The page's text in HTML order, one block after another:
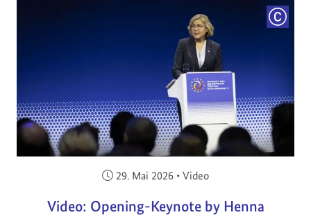
Veröffentlicht am:
29. Mai 2026 • Video
Video: Opening-Keynote by Henna